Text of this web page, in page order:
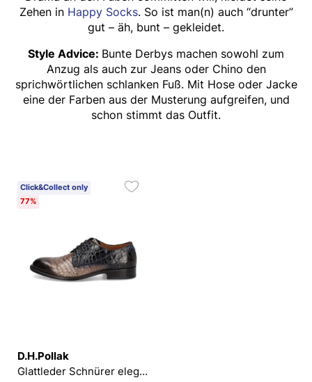
Zehen in Happy Socks. So ist man(n) auch “drunter”
gut – äh, bunt – gekleidet.
Style Advice: Bunte Derbys machen sowohl zum
Anzug als auch zur Jeans oder Chino den
sprichwörtlichen schlanken Fuß. Mit Hose oder Jacke
eine der Farben aus der Musterung aufgreifen, und
schon stimmt das Outfit.
Click&Collect only
77%
D.H.Pollak
Glattleder Schnürer elegant